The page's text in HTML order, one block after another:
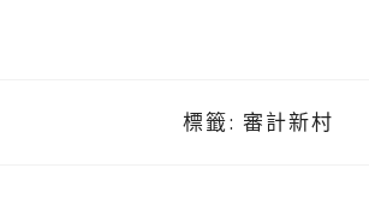
標籤: 審計新村